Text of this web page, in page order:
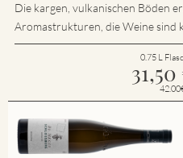
Die kargen, vulkanischen Böden
Aromastrukturen, die Weine sind
0.75 L
31,50